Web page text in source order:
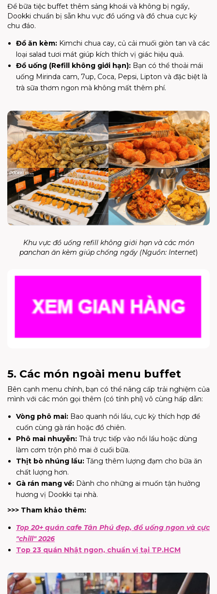
Để bữa tiệc buffet thêm sảng khoái và không bị ngấy,
Dookki chuẩn bị sẵn khu vực đồ uống và đồ chua cực kỳ
chu đáo.
Đồ ăn kèm: Kimchi chua cay, củ cải muối giòn tan và các
loại salad tươi mát giúp kích thích vị giác hiệu quả.
Đồ uống (Refill không giới hạn): Bạn có thể thoải mái
uống Mirinda cam, 7up, Coca, Pepsi, Lipton và đặc biệt là
trà sữa thơm ngon mà không mất thêm phí.
Khu vực đồ uống refill không giới hạn và các món
panchan ăn kèm giúp chống ngấy (Nguồn: Internet)
5. Các món ngoài menu buffet
Bên cạnh menu chính, bạn có thể nâng cấp trải nghiệm của
mình với các món gọi thêm (có tính phí) vô cùng hấp dẫn:
Vòng phô mai: Bao quanh nồi lẩu, cực kỳ thích hợp để
cuốn cùng gà rán hoặc đồ chiên.
Phô mai nhuyễn: Thả trực tiếp vào nồi lẩu hoặc dùng
làm cơm trộn phô mai ở cuối bữa.
Thịt bò nhúng lẩu: Tăng thêm lượng đạm cho bữa ăn
chất lượng hơn.
Gà rán mang về: Dành cho những ai muốn tận hưởng
hương vị Dookki tại nhà.
>>> Tham khảo thêm:
Top 20+ quán cafe Tân Phú đẹp, đồ uống ngon và cực
"chill" 2026
Top 23 quán Nhật ngon, chuẩn vị tại TP.HCM